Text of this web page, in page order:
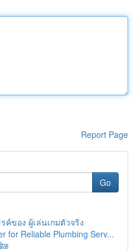
Report Page
Go
ค์ของ ผู้เล่นเกมตัวจริง
for Reliable Plumbing Serv...